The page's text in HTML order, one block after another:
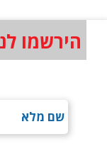
הירשמו